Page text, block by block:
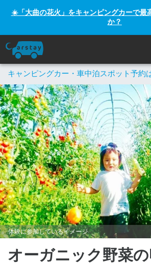
☀️「大曲の花火」をキャンピングカーで最
か？
キャンピングカー・車中泊スポット予約
体験に参加しているイメージ
オーガニック野菜